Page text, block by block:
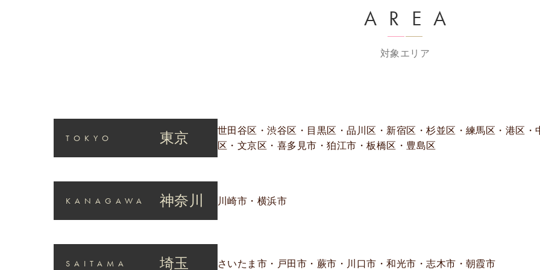
AREA
対象エリア
TOKYO 東京
世田谷区・渋谷区・目黒区・品川区・新宿区・杉並区・練馬区・港区・
区・文京区・喜多見市・狛江市・板橋区・豊島区
KANAGAWA 神奈川 川崎市・横浜市
SAITAMA 埼玉 さいたま市・戸田市・蕨市・川口市・和光市・志木市・朝霞市